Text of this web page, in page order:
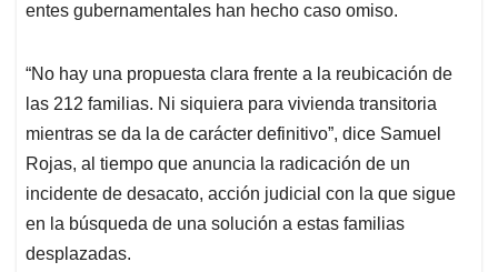
entes gubernamentales han hecho caso omiso.
“No hay una propuesta clara frente a la reubicación de
las 212 familias. Ni siquiera para vivienda transitoria
mientras se da la de carácter definitivo”, dice Samuel
Rojas, al tiempo que anuncia la radicación de un
incidente de desacato, acción judicial con la que sigue
en la búsqueda de una solución a estas familias
desplazadas.